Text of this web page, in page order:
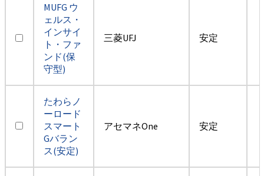
MUFG ウ
ェルス・
インサイ
ト・ファ
ンド(保
守型)
三菱UFJ 安定
たわらノ
ーロード
スマート
Gバラン
ス(安定)
アセマネOne 安定